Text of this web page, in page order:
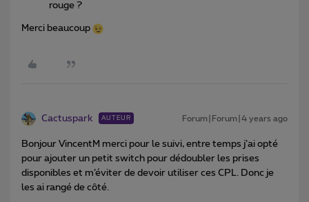
rouge ?
Merci beaucoup
Cactuspark AUTEUR Forum|Forum|4 years ago
Bonjour VincentM merci pour le suivi, entre temps j’ai opté
pour ajouter un petit switch pour dédoubler les prises
disponibles et m’éviter de devoir utiliser ces CPL. Donc je
les ai rangé de côté.